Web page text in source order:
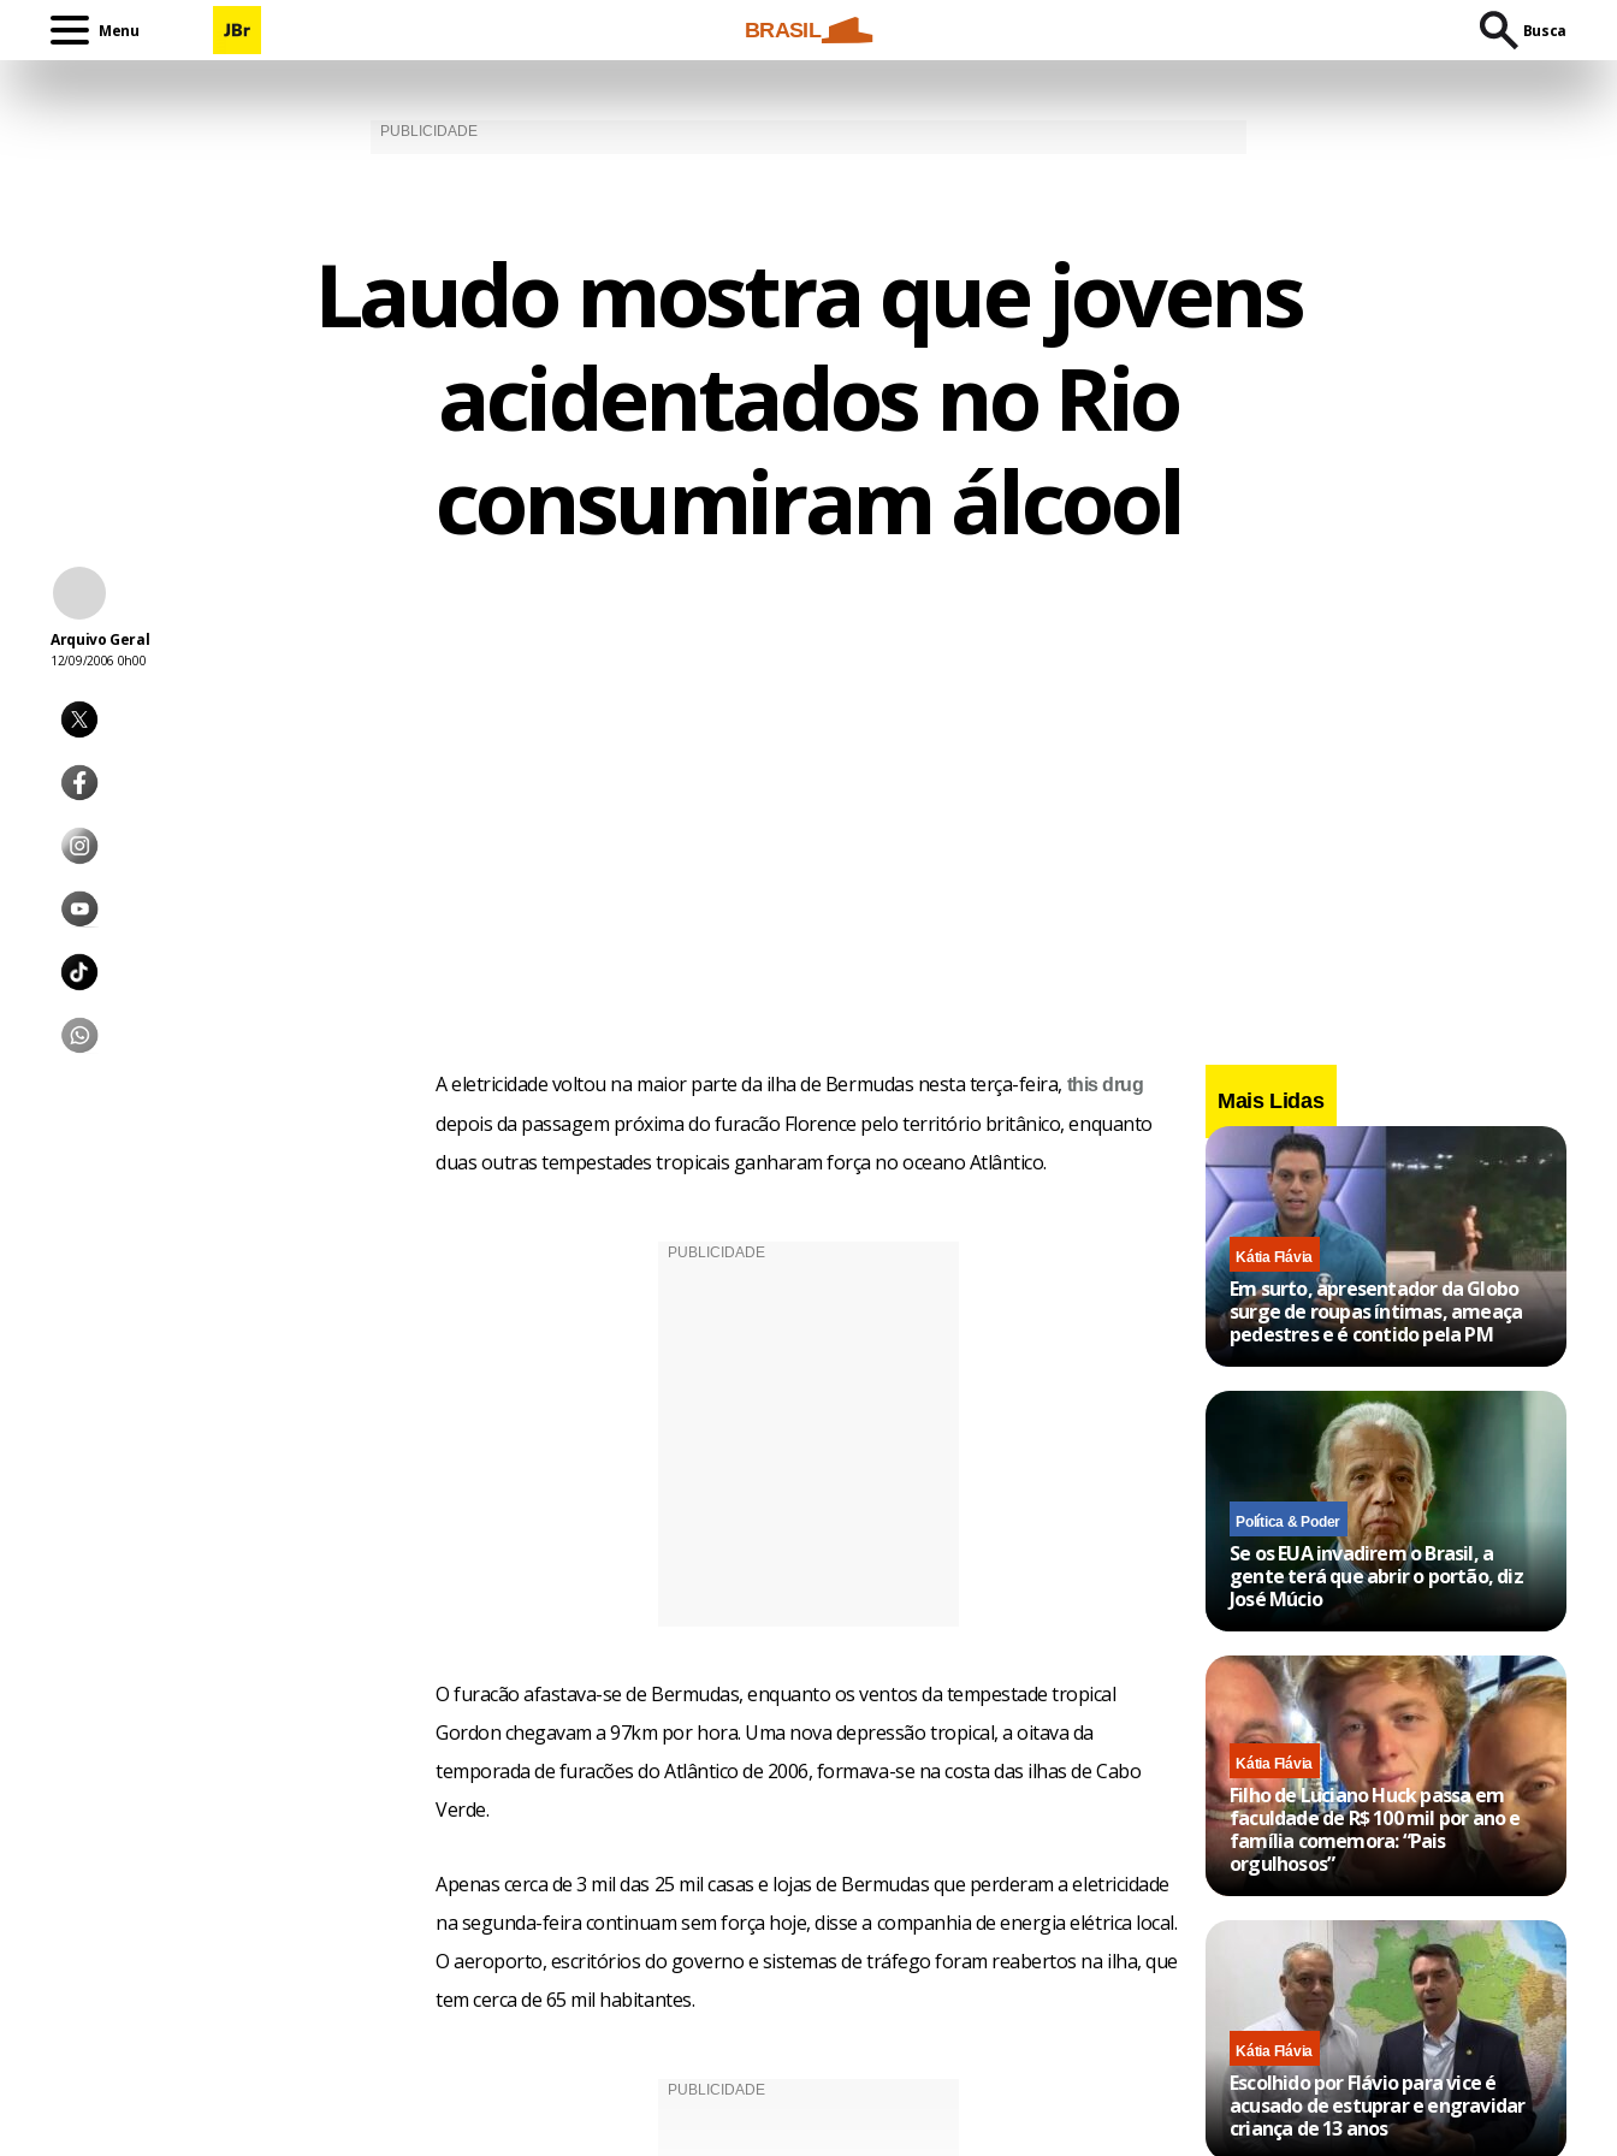
Menu BRASIL Busca
Laudo mostra que jovens
acidentados no Rio
consumiram álcool
Arquivo Geral
12/09/2006 0h00
A eletricidade voltou na maior parte da ilha de Bermudas nesta terça-feira, this drug
depois da passagem próxima do furacão Florence pelo território britânico, enquanto
duas outras tempestades tropicais ganharam força no oceano Atlântico.
O furacão afastava-se de Bermudas, enquanto os ventos da tempestade tropical
Gordon chegavam a 97km por hora. Uma nova depressão tropical, a oitava da
temporada de furacões do Atlântico de 2006, formava-se na costa das ilhas de Cabo
Verde.
Apenas cerca de 3 mil das 25 mil casas e lojas de Bermudas que perderam a eletricidade
na segunda-feira continuam sem força hoje, disse a companhia de energia elétrica local.
O aeroporto, escritórios do governo e sistemas de tráfego foram reabertos na ilha, que
tem cerca de 65 mil habitantes.
Mais Lidas
Kátia Flávia
Em surto, apresentador da Globo
surge de roupas íntimas, ameaça
pedestres e é contido pela PM
Política & Poder
Se os EUA invadirem o Brasil, a
gente terá que abrir o portão, diz
José Múcio
Kátia Flávia
Filho de Luciano Huck passa em
faculdade de R$ 100 mil por ano e
família comemora: “Pais
orgulhosos”
Kátia Flávia
Escolhido por Flávio para vice é
acusado de estuprar e engravidar
criança de 13 anos